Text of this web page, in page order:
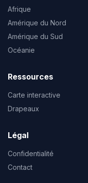
Afrique
Amérique du Nord
Amérique du Sud
Océanie
Ressources
Carte interactive
Drapeaux
Légal
Confidentialité
Contact